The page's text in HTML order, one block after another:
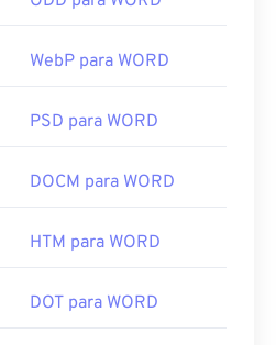
WebP para WORD
PSD para WORD
DOCM para WORD
HTM para WORD
DOT para WORD